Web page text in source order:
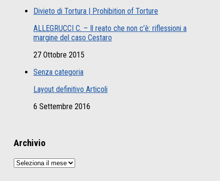
Divieto di Tortura | Prohibition of Torture
ALLEGRUCCI C. – Il reato che non c’è: riflessioni a
margine del caso Cestaro
27 Ottobre 2015
Senza categoria
Layout definitivo Articoli
6 Settembre 2016
Archivio
Archivio